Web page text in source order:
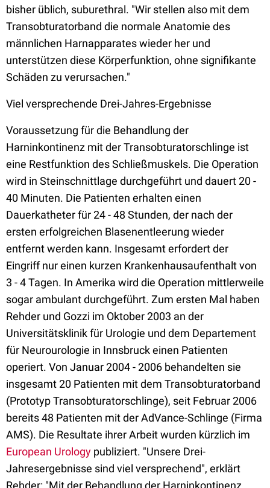
bisher üblich, suburethral. "Wir stellen also mit dem
Transobturatorband die normale Anatomie des
männlichen Harnapparates wieder her und
unterstützen diese Körperfunktion, ohne signifikante
Schäden zu verursachen."
Viel versprechende Drei-Jahres-Ergebnisse
Voraussetzung für die Behandlung der
Harninkontinenz mit der Transobturatorschlinge ist
eine Restfunktion des Schließmuskels. Die Operation
wird in Steinschnittlage durchgeführt und dauert 20 -
40 Minuten. Die Patienten erhalten einen
Dauerkatheter für 24 - 48 Stunden, der nach der
ersten erfolgreichen Blasenentleerung wieder
entfernt werden kann. Insgesamt erfordert der
Eingriff nur einen kurzen Krankenhausaufenthalt von
3 - 4 Tagen. In Amerika wird die Operation mittlerweile
sogar ambulant durchgeführt. Zum ersten Mal haben
Rehder und Gozzi im Oktober 2003 an der
Universitätsklinik für Urologie und dem Departement
für Neurourologie in Innsbruck einen Patienten
operiert. Von Januar 2004 - 2006 behandelten sie
insgesamt 20 Patienten mit dem Transobturatorband
(Prototyp Transobturatorschlinge), seit Februar 2006
bereits 48 Patienten mit der AdVance-Schlinge (Firma
AMS). Die Resultate ihrer Arbeit wurden kürzlich im
European Urology publiziert. "Unsere Drei-
Jahresergebnisse sind viel versprechend", erklärt
Rehder: "Mit der Behandlung der Harninkontinenz